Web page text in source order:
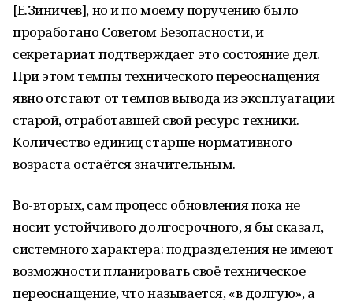
[Е.Зиничев], но и по моему поручению было
проработано Советом Безопасности, и
секретариат подтверждает это состояние дел.
При этом темпы технического переоснащения
явно отстают от темпов вывода из эксплуатации
старой, отработавшей свой ресурс техники.
Количество единиц старше нормативного
возраста остаётся значительным.
Во-вторых, сам процесс обновления пока не
носит устойчивого долгосрочного, я бы сказал,
системного характера: подразделения не имеют
возможности планировать своё техническое
переоснащение, что называется, «в долгую», а